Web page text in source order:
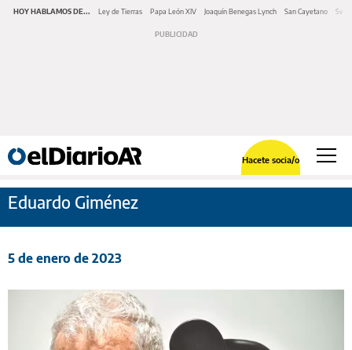
HOY HABLAMOS DE... Ley de Tierras Papa León XIV Joaquín Benegas Lynch San Cayetano
Hacete socia/o
Eduardo Giménez
5 de enero de 2023